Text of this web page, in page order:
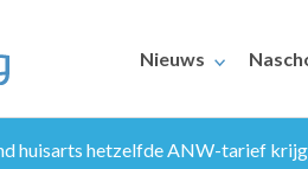
Nieuws
huisarts hetzelfde ANW-tarief